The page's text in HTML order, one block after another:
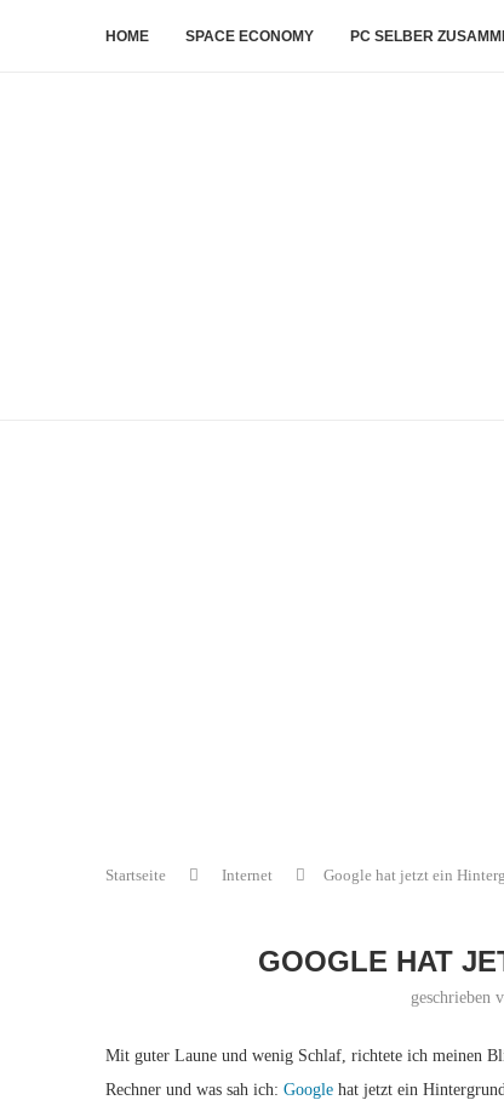
HOME SPACE ECONOMY PC SELBER
Startseite Internet Google hat jetzt ein
GOOGLE HAT
geschrieben
Mit guter Laune und wenig Schlaf, richtete ich meinen
Rechner und was sah ich: Google hat jetzt ein